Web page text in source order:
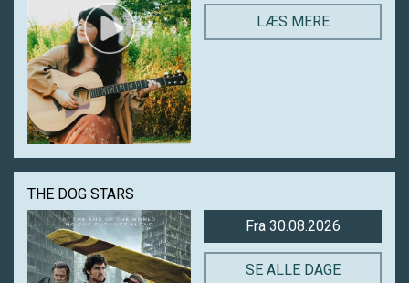
LÆS MERE
THE DOG STARS
Fra 30.08.2026
SE ALLE DAGE